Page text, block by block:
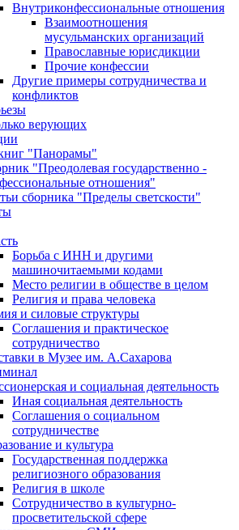
Внутриконфессиональные отношения
Взаимоотношения
мусульманских организаций
Православные юрисдикции
Прочие конфессии
Другие примеры сотрудничества и
конфликтов
верующих
"Панорамы"
"Преодолевая государственно -
отношения"
сборника "Пределы светскости"
Борьба с ИНН и другими
машиночитаемыми кодами
Место религии в обществе в целом
Религия и права человека
и силовые структуры
Соглашения и практическое
сотрудничество
в Музее им. А.Сахарова
и социальная деятельность
Иная социальная деятельность
Соглашения о социальном
сотрудничестве
и культура
Государственная поддержка
религиозного образования
Религия в школе
Сотрудничество в культурно-
просветительской сфере